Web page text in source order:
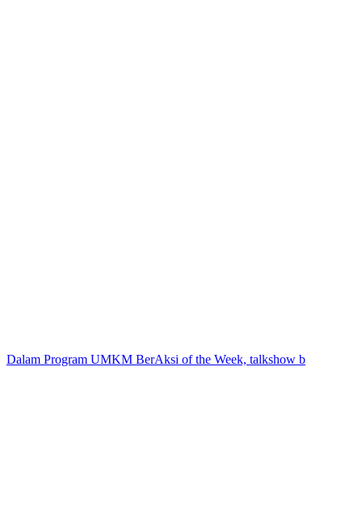
Dalam Program UMKM BerAksi of the Week, talkshow b